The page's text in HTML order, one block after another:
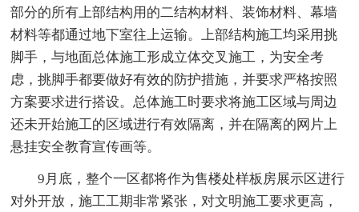
部分的所有上部结构用的二结构材料、装饰材料、幕墙
材料等都通过地下室往上运输。上部结构施工均采用挑
脚手，与地面总体施工形成立体交叉施工，为安全考
虑，挑脚手都要做好有效的防护措施，并要求严格按照
方案要求进行搭设。总体施工时要求将施工区域与周边
还未开始施工的区域进行有效隔离，并在隔离的网片上
悬挂安全教育宣传画等。
9月底，整个一区都将作为售楼处样板房展示区进行
对外开放，施工工期非常紧张，对文明施工要求更高，